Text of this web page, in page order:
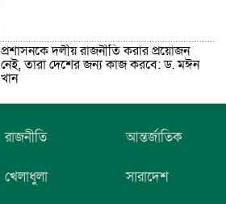
প্রশাসনকে দলীয় রাজনীতি করার প্রয়োজন
নেই, তারা দেশের জন্য কাজ করবে: ড. মঈন
খান
নিখোঁজের তিনদিন পর মাইক্রোবাস চালকের
মরদেহ উদ্ধার
রাজনীতি আন্তর্জাতিক
খেলাধুলা সারাদেশ